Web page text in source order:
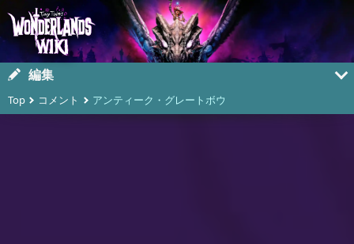
編集
Top コメント アンティーク・グレートボウ